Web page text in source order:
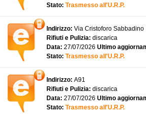
Stato: Trasmesso all'U.R.P.
Indirizzo: Via Cristoforo Sabbadino
Rifiuti e Pulizia: discarica
Data: 27/07/2026 Ultimo
Stato: Trasmesso all'U.R.P.
Indirizzo: A91
Rifiuti e Pulizia: discarica
Data: 27/07/2026 Ultimo
Stato: Trasmesso all'U.R.P.